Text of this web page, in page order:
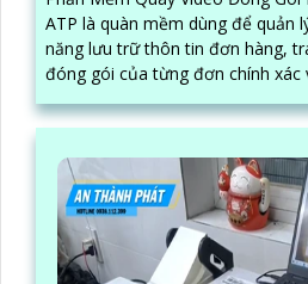
ATP là quàn mềm dùng để quản
năng lưu trữ thôn tin đơn hàng,
đóng gói của từng đơn chính xác